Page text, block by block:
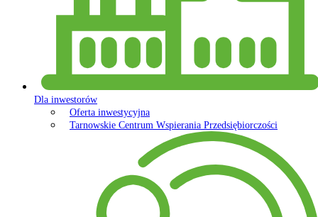
Dla inwestorów
Oferta inwestycyjna
Tarnowskie Centrum Wspierania Przedsiębiorczości